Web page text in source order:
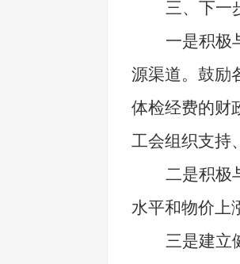
三、 下一
一是积极
源渠道。鼓励
体检经费的财
工会组织支持
二是积极
水平和物价上
三是建立